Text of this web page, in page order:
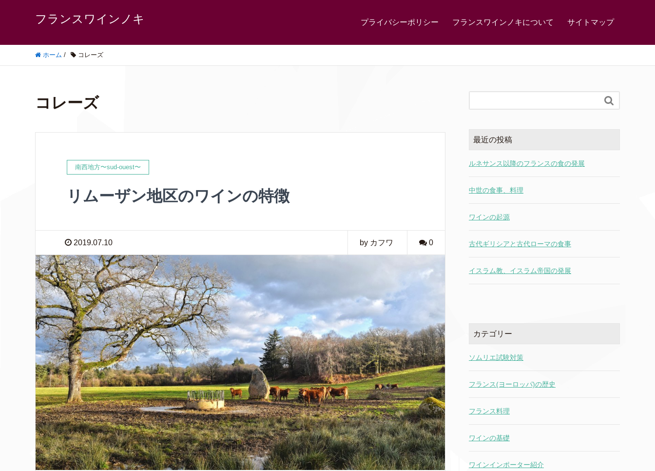
フランスワインノキ プライバシーポリシー フランスワインノキについて サイトマップ
ホーム / コレーズ
コレーズ
南西地方〜sud-ouest〜
リムーザン地区のワインの特徴
2019.07.10 by カフワ 0

最近の投稿
ルネサンス以降のフランスの食の発展
中世の食事、料理
ワインの起源
古代ギリシアと古代ローマの食事
イスラム教、イスラム帝国の発展
カテゴリー
ソムリエ試験対策
フランス(ヨーロッパ)の歴史
フランス料理
ワインの基礎
ワインインポーター紹介